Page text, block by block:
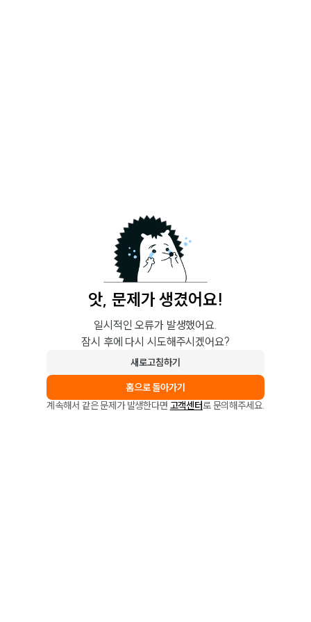
앗, 문제가 생겼어요!
일시적인 오류가 발생했어요.
잠시 후에 다시 시도해주시겠어요?
새로고침하기
홈으로 돌아가기
계속해서 같은 문제가 발생한다면 고객센터로 문의해주세요.